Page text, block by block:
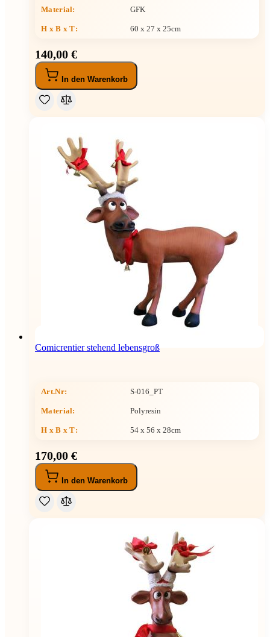
Material: GFK
H x B x T: 60 x 27 x 25cm
140,00 €
In den Warenkorb
Comicrentier stehend lebensgroß
Art.Nr: S-016_PT
Material: Polyresin
H x B x T: 54 x 56 x 28cm
170,00 €
In den Warenkorb